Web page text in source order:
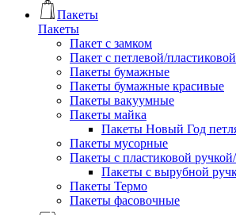
Пакеты
Пакеты
Пакет с замком
Пакет с петлевой/
Пакеты бумажные
Пакеты бумажные красивые
Пакеты вакуумные
Пакеты майка
Пакеты Новый Год
Пакеты мусорные
Пакеты с пластиковой
Пакеты с вырубной
Пакеты Термо
Пакеты фасовочные